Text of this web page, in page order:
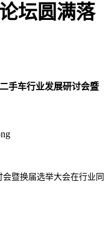
坛圆满落
手车行业发展研讨会暨
暨换届选举大会在行业同